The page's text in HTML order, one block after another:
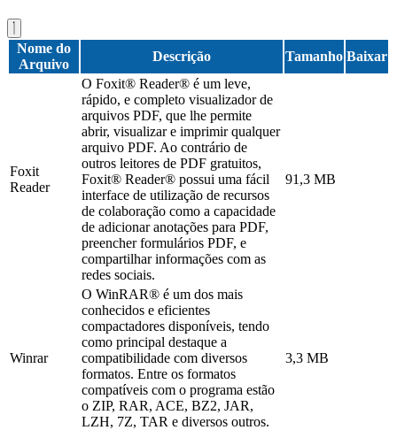
Nome do
Arquivo
Descrição Tamanho Baixar
Foxit
Reader
O Foxit® Reader® é um leve,
rápido, e completo visualizador de
arquivos PDF, que lhe permite
abrir, visualizar e imprimir qualquer
arquivo PDF. Ao contrário de
outros leitores de PDF gratuitos,
Foxit® Reader® possui uma fácil
interface de utilização de recursos
de colaboração como a capacidade
de adicionar anotações para PDF,
preencher formulários PDF, e
compartilhar informações com as
redes sociais.
91,3 MB
Winrar
O WinRAR® é um dos mais
conhecidos e eficientes
compactadores disponíveis, tendo
como principal destaque a
compatibilidade com diversos
formatos. Entre os formatos
compatíveis com o programa estão
o ZIP, RAR, ACE, BZ2, JAR,
LZH, 7Z, TAR e diversos outros.
3,3 MB